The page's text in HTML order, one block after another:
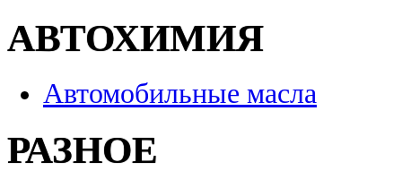
АВТОХИМИЯ
Автомобильные масла
РАЗНОЕ